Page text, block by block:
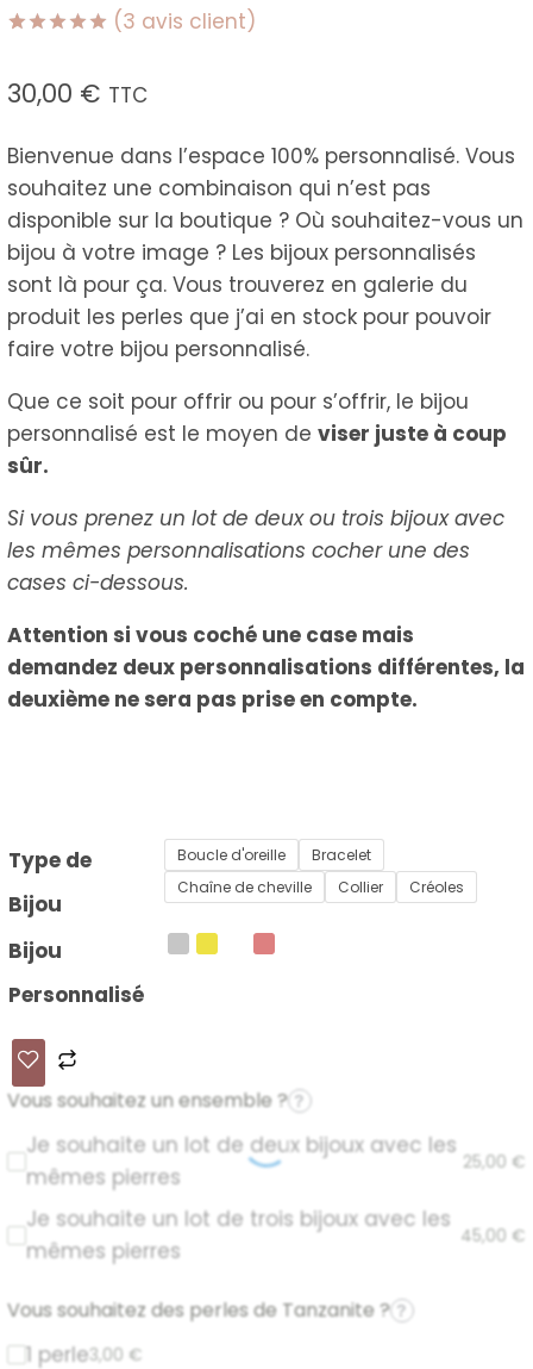
basé sur
notations
(3 avis client)
30,00 € TTC
Bienvenue dans l’espace 100% personnalisé. Vous
souhaitez une combinaison qui n’est pas
disponible sur la boutique ? Où souhaitez-vous un
bijou à votre image ? Les bijoux personnalisés
sont là pour ça. Vous trouverez en galerie du
produit les perles que j’ai en stock pour pouvoir
faire votre bijou personnalisé.
Que ce soit pour offrir ou pour s’offrir, le bijou
personnalisé est le moyen de viser juste à coup
sûr.
Si vous prenez un lot de deux ou trois bijoux avec
les mêmes personnalisations cocher une des
cases ci-dessous.
Attention si vous coché une case mais
demandez deux personnalisations différentes, la
deuxième ne sera pas prise en compte.
Type de
Bijou
Boucle d'oreille
Bracelet
Chaîne de cheville
Collier Créoles
Bijou
Personnalisé
Vous souhaitez un ensemble ? ?
Je souhaite un lot de deux bijoux avec les
mêmes pierres
25,00 €
Je souhaite un lot de trois bijoux avec les
mêmes pierres
45,00 €
Vous souhaitez des perles de Tanzanite ? ?
1 perle3,00 €